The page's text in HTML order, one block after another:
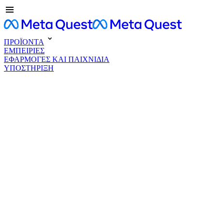
ΠΡΟΪΟΝΤΑ
ΕΜΠΕΙΡΙΕΣ
ΕΦΑΡΜΟΓΕΣ ΚΑΙ ΠΑΙΧΝΙΔΙΑ
ΥΠΟΣΤΗΡΙΞΗ